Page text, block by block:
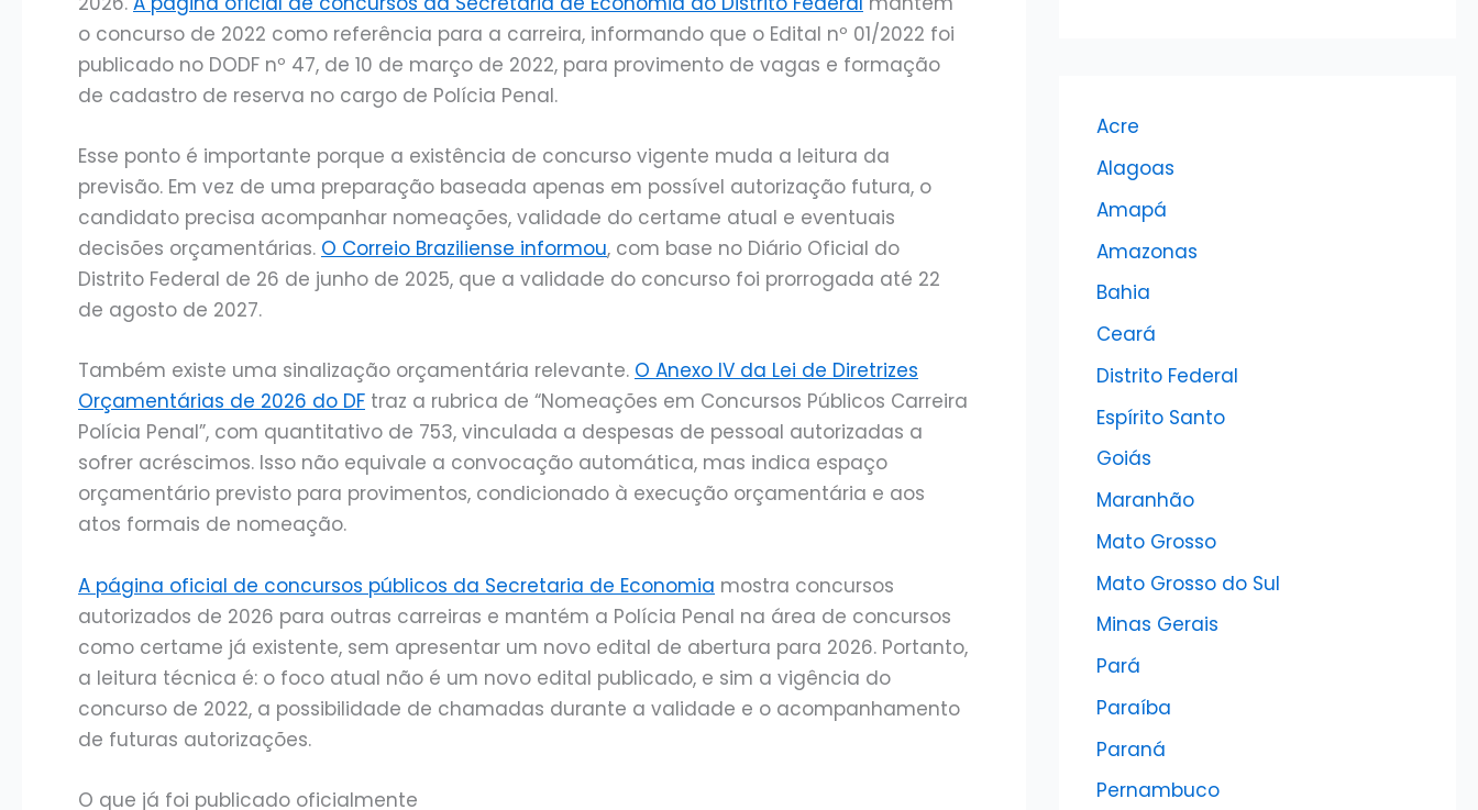
o concurso de 2022 como referência para a carreira, informando que o Edital nº 01/2022 foi
publicado no DODF nº 47, de 10 de março de 2022, para provimento de vagas e formação
de cadastro de reserva no cargo de Polícia Penal.
Esse ponto é importante porque a existência de concurso vigente muda a leitura da
previsão. Em vez de uma preparação baseada apenas em possível autorização futura, o
candidato precisa acompanhar nomeações, validade do certame atual e eventuais
decisões orçamentárias. O Correio Braziliense informou, com base no Diário Oficial do
Distrito Federal de 26 de junho de 2025, que a validade do concurso foi prorrogada até 22
de agosto de 2027.
Também existe uma sinalização orçamentária relevante. O Anexo IV da Lei de Diretrizes
Orçamentárias de 2026 do DF traz a rubrica de “Nomeações em Concursos Públicos Carreira
Polícia Penal”, com quantitativo de 753, vinculada a despesas de pessoal autorizadas a
sofrer acréscimos. Isso não equivale a convocação automática, mas indica espaço
orçamentário previsto para provimentos, condicionado à execução orçamentária e aos
atos formais de nomeação.
A página oficial de concursos públicos da Secretaria de Economia mostra concursos
autorizados de 2026 para outras carreiras e mantém a Polícia Penal na área de concursos
como certame já existente, sem apresentar um novo edital de abertura para 2026. Portanto,
a leitura técnica é: o foco atual não é um novo edital publicado, e sim a vigência do
concurso de 2022, a possibilidade de chamadas durante a validade e o acompanhamento
de futuras autorizações.
O que já foi publicado oficialmente
Acre
Alagoas
Amapá
Amazonas
Bahia
Ceará
Distrito Federal
Espírito Santo
Goiás
Maranhão
Mato Grosso
Mato Grosso do Sul
Minas Gerais
Pará
Paraíba
Paraná
Pernambuco